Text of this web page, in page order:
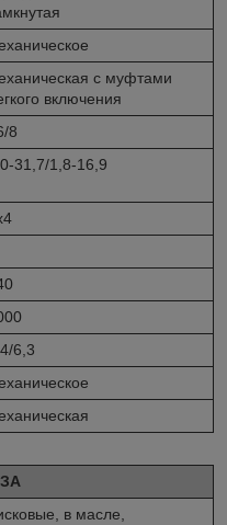
с муфтами
включения
8
31,7/1,8-16,9
6,3
в масле,